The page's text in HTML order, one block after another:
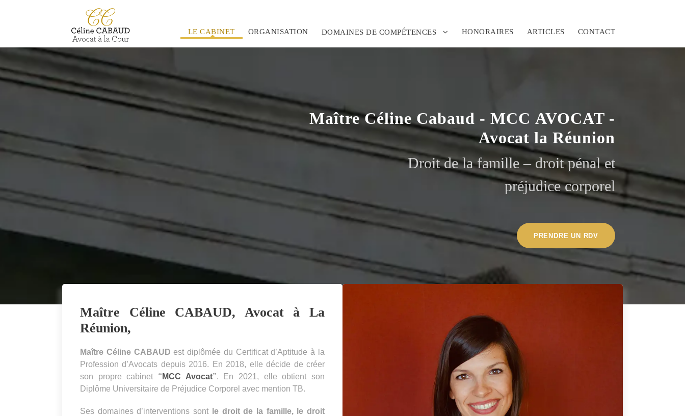
LE CABINET ORGANISATION DOMAINES DE COMPÉTENCES HONORAIRES ARTICLES CONTACT
Maître Céline Cabaud - MCC AVOCAT -
Avocat la Réunion
Droit de la famille – droit pénal et
préjudice corporel
PRENDRE UN RDV
Maître Céline CABAUD, Avocat à La
Réunion,
Maître Céline CABAUD est diplômée du Certificat d’Aptitude à la
Profession d’Avocats depuis 2016. En 2018, elle décide de créer
son propre cabinet “ MCC Avocat”. En 2021, elle obtient son
Diplôme Universitaire de Préjudice Corporel avec mention TB.
Ses domaines d’interventions sont
le droit de la famille, le droit